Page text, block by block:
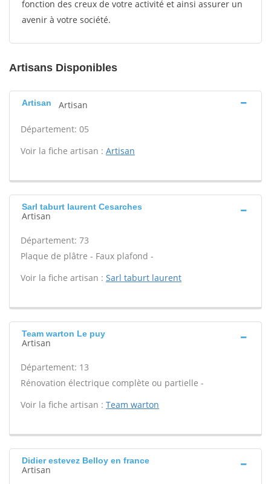
fonction des creux de votre activité et ainsi assurer un
avenir à votre société.
Artisans Disponibles
Artisan Artisan
Département: 05
Voir la fiche artisan : Artisan
Sarl taburt laurent Cesarches
Artisan
Département: 73
Plaque de plâtre - Faux plafond -
Voir la fiche artisan : Sarl taburt laurent
Team warton Le puy
Artisan
Département: 13
Rénovation électrique complète ou partielle -
Voir la fiche artisan : Team warton
Didier estevez Belloy en france
Artisan